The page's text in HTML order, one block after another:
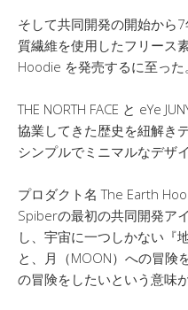
そして共同開発の開始から
質繊維を使用したフリース
Hoodie を発売するに至った。
THE NORTH FACE と eYe
協業してきた歴史を紐解き
シンプルでミニマルなデザ
プロダクト名 The Earth
Spiberの最初の共同開発ア
し、宇宙に一つしかない『
と、月（MOON）への冒険
の冒険をしたいという意味